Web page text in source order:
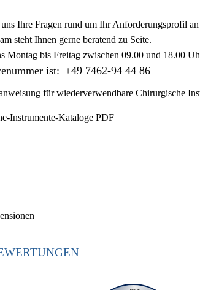
Ihre Fragen rund um Ihr Anforderungsprofil
steht Ihnen gerne beratend zu Seite.
Montag bis Freitag zwischen 09.00 und 18.00
ist: +49 7462-94 44 86
für wiederverwendbare Chirurgische
Instrumente-Kataloge PDF